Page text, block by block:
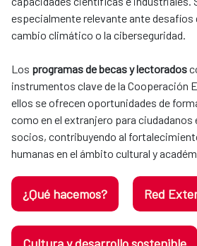
especialmente relevante ante desafíos
cambio climático o la ciberseguridad.
Los programas de becas y lectorados
instrumentos clave de la Cooperación
ellos se ofrecen oportunidades de
como en el extranjero para ciudadanos
socios, contribuyendo al
humanas en el ámbito cultural y
¿Qué hacemos? Red